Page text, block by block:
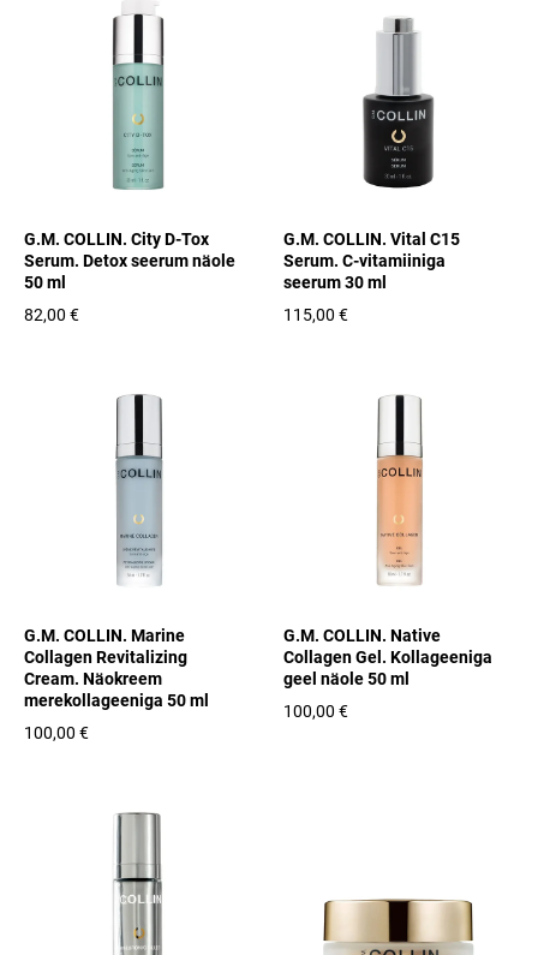
G.M. COLLIN. City D-Tox
Serum. Detox seerum näole
50 ml
82,00 €
G.M. COLLIN. Vital C15
Serum. C-vitamiiniga
seerum 30 ml
115,00 €
G.M. COLLIN. Marine
Collagen Revitalizing
Cream. Näokreem
merekollageeniga 50 ml
100,00 €
G.M. COLLIN. Native
Collagen Gel. Kollageeniga
geel näole 50 ml
100,00 €